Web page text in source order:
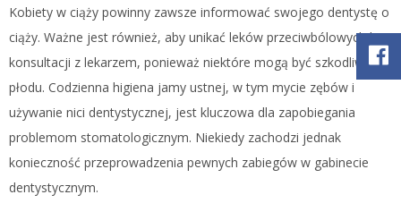
Kobiety w ciąży powinny zawsze informować swojego dentystę o
ciąży. Ważne jest również, aby unikać leków przeciwbólowych bez
konsultacji z lekarzem, ponieważ niektóre mogą być szkodliwe dla
płodu. Codzienna higiena jamy ustnej, w tym mycie zębów i
używanie nici dentystycznej, jest kluczowa dla zapobiegania
problemom stomatologicznym. Niekiedy zachodzi jednak
konieczność przeprowadzenia pewnych zabiegów w gabinecie
dentystycznym.